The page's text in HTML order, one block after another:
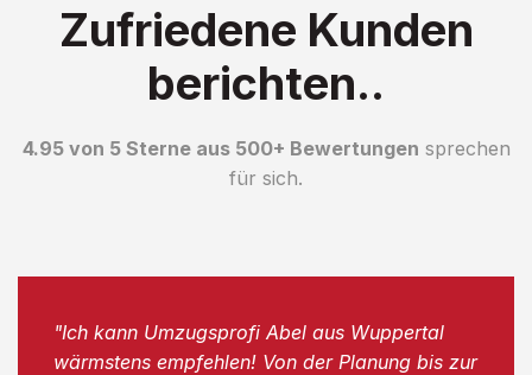
Zufriedene Kunden
berichten..
4.95 von 5 Sterne aus 500+ Bewertungen sprechen
für sich.
"Ich kann Umzugsprofi Abel aus Wuppertal
wärmstens empfehlen! Von der Planung bis zur